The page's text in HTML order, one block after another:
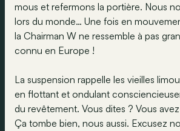
mous et refermons la portière. Nous
lors du monde… Une fois en
la Chairman W ne ressemble à pas
connu en Europe !
La suspension rappelle les vieilles
en flottant et ondulant
du revêtement. Vous dites ? Vous
Ça tombe bien, nous aussi. Excusez